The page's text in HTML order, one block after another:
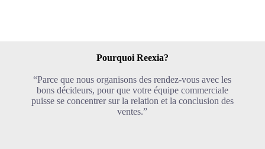
Pourquoi Reexia?
“Parce que nous organisons des rendez-vous avec les
bons décideurs, pour que votre équipe commerciale
puisse se concentrer sur la relation et la conclusion des
ventes.”